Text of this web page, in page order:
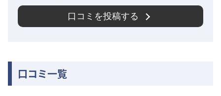
口コミを投稿する
口コミ一覧